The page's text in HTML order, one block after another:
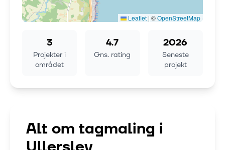
Leaflet | ©OpenStreetMap
3
Projekter i
området
4.7
Gns. rating
2026
Seneste
projekt
Alt om tagmaling i